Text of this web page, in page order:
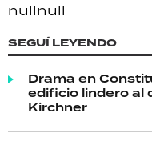
nullnull
SEGUÍ LEYENDO
Drama en
edificio lindero al
Kirchner